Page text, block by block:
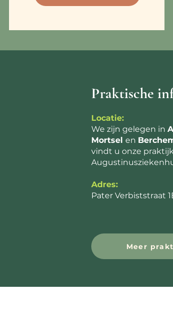
Praktische
Locatie:
We zijn gelegen in
Mortsel en
vindt u onze
Adres:
Pater Verbiststraat
Meer